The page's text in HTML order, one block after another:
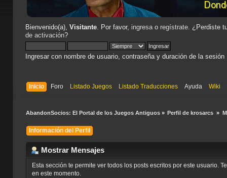
Bienvenido(a), Visitante. Por favor, ingresao regístrate. ¿Perdiste
de activación?
Ingresar con nombre de usuario, contraseña y duración de la sesión
Inicio Foro Listado Juegos Listado Traducciones Ayuda Wiki
AbandonSocios: El Portal de los Juegos Antiguos» Perfil de krosarcs »
Información del Perfil
Mostrar Mensajes
Esta sección te permite ver todos los posts escritos por este usuario.
en este momento.